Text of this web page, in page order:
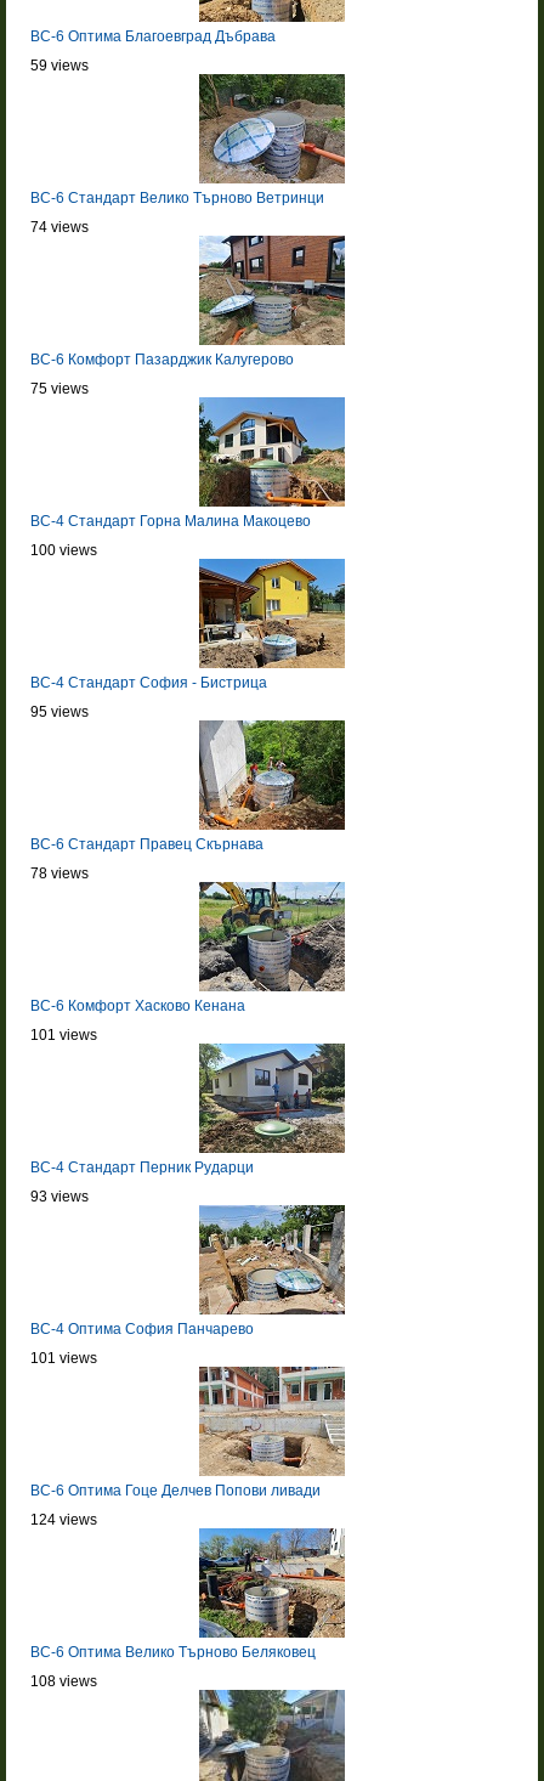
BC-6 Оптима Благоевград Дъбрава
59 views
BC-6 Стандарт Велико Търново Ветринци
74 views
BC-6 Комфорт Пазарджик Калугерово
75 views
BC-4 Стандарт Горна Малина Макоцево
100 views
BC-4 Стандарт София - Бистрица
95 views
BC-6 Стандарт Правец Скърнава
78 views
BC-6 Комфорт Хасково Кенана
101 views
BC-4 Стандарт Перник Рударци
93 views
BC-4 Оптима София Панчарево
101 views
BC-6 Оптима Гоце Делчев Попови ливади
124 views
BC-6 Оптима Велико Търново Беляковец
108 views